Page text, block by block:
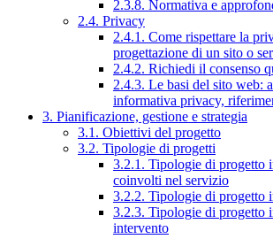
2.3.8. Normativa e
2.4. Privacy
2.4.1. Come rispettare la
progettazione di un sito o
2.4.2. Richiedi il consenso
2.4.3. Le basi del sito web:
informativa privacy,
3. Pianificazione, gestione e strategia
3.1. Obiettivi del progetto
3.2. Tipologie di progetti
3.2.1. Tipologie di progetto
coinvolti nel servizio
3.2.2. Tipologie di progetto
3.2.3. Tipologie di progetto
intervento